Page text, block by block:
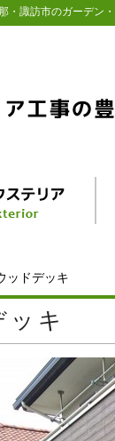
・諏訪市のガーデン
ッドデッキ
ッキ